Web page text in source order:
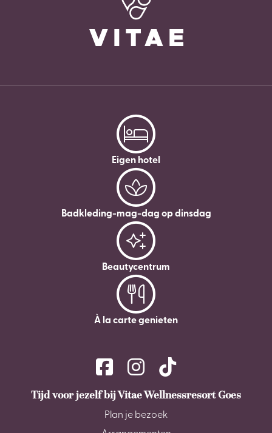
Eigen hotel
Badkleding-mag-dag op dinsdag
Beautycentrum
À la carte genieten
Tijd voor jezelf bij Vitae Wellnessresort Goes
Plan je bezoek